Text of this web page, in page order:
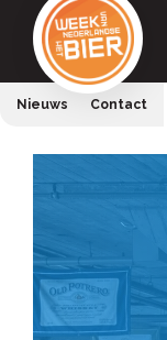
Nieuws Contact